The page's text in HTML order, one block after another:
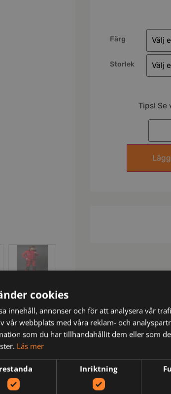
Färg
Storlek
Tips! Se
cookies
innehåll, annonser och för att analysera vår
vår webbplats med våra reklam- och
som du har tillhandahållit dem eller som
Läs mer
Inriktning